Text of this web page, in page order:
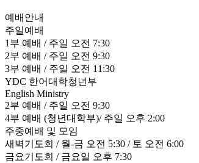
예배안내
주일예배
1부 예배 / 주일 오전 7:30
2부 예배 / 주일 오전 9:30
3부 예배 / 주일 오전 11:30
YDC 한어대학청년부
English Ministry
2부 예배 / 주일 오전 9:30
4부 예배 (청년대학부)/ 주일 오후 2:00
주중예배 및 모임
새벽기도회 / 월-금 오전 5:30 / 토 오전 6:00
금요기도회 / 금요일 오후 7:30